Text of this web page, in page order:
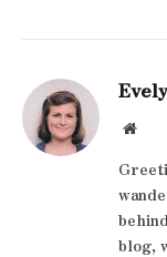
blog,